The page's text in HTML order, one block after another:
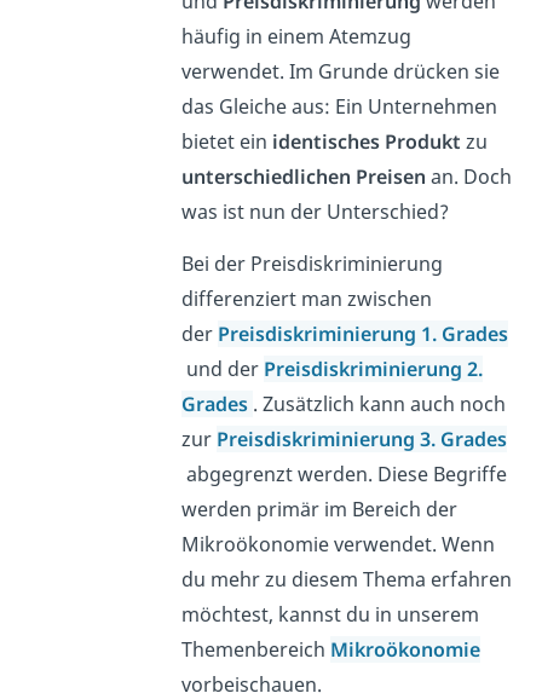
häufig in einem Atemzug
verwendet. Im Grunde drücken sie
das Gleiche aus: Ein Unternehmen
bietet ein identisches Produkt zu
unterschiedlichen Preisen an. Doch
was ist nun der Unterschied?
Bei der Preisdiskriminierung
differenziert man zwischen
der Preisdiskriminierung 1. Grades
und der Preisdiskriminierung 2.
Grades . Zusätzlich kann auch noch
zur Preisdiskriminierung 3. Grades
abgegrenzt werden. Diese Begriffe
werden primär im Bereich der
Mikroökonomie verwendet. Wenn
du mehr zu diesem Thema erfahren
möchtest, kannst du in unserem
Themenbereich Mikroökonomie
vorbeischauen.